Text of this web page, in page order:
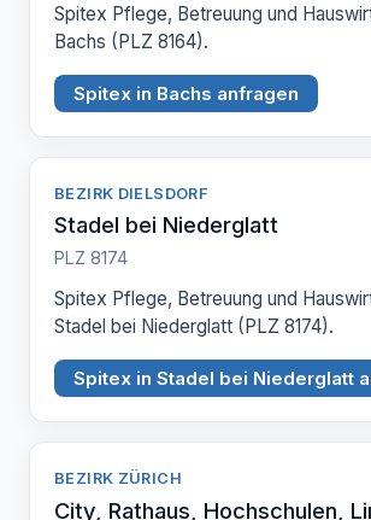
Spitex Pflege, Betreuung und
Bachs (PLZ 8164).
Spitex in Bachs anfragen
BEZIRK DIELSDORF
Stadel bei Niederglatt
PLZ 8174
Spitex Pflege, Betreuung und
Stadel bei Niederglatt (PLZ 8174).
Spitex in Stadel bei Niederglatt
BEZIRK ZÜRICH
City, Rathaus, Hochschulen,